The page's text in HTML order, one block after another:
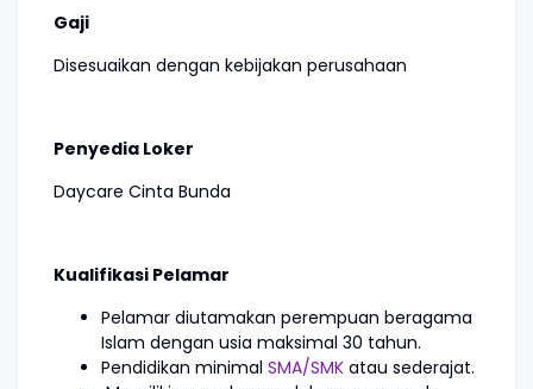
Gaji
Disesuaikan dengan kebijakan perusahaan
Penyedia Loker
Daycare Cinta Bunda
Kualifikasi Pelamar
Pelamar diutamakan perempuan beragama
Islam dengan usia maksimal 30 tahun.
Pendidikan minimal SMA/SMK atau sederajat.